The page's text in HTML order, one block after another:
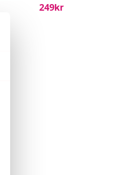
249Kr